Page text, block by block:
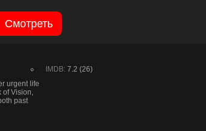
Смотреть
IMDB:7.2 (26)
urgent life
of Vision,
past